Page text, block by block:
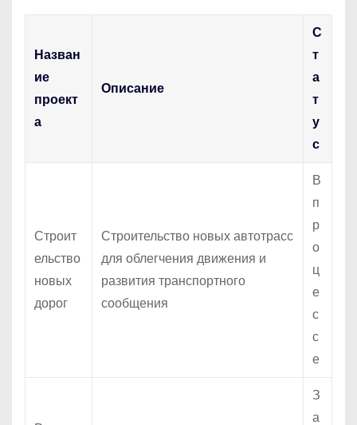
Назван
ие
проект
а
Описание
С
т
а
т
у
с
Строит
ельство
новых
дорог
Строительство новых автотрасс
для облегчения движения и
развития транспортного
сообщения
В
п
р
о
ц
е
с
с
е
З
а